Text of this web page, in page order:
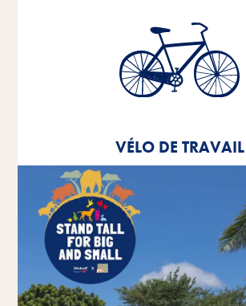
VÉLO DE TRAVAIL
Vélo de travail
Depuis 2020, nous proposons à
collaborateurs une offre de leasing